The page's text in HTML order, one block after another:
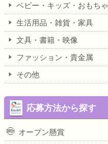
ベビー・キッズ・おもちゃ
生活用品・雑貨・家具
文具・書籍・映像
ファッション・貴金属
その他
応募方法から探す
オープン懸賞